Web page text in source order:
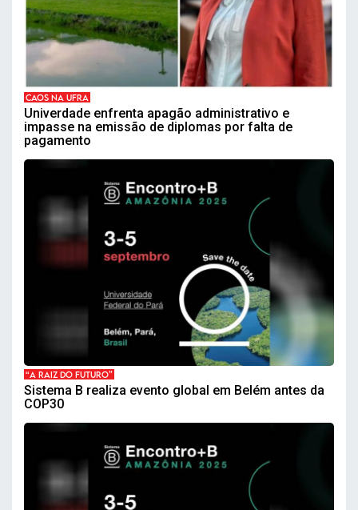
CAOS NA UFRA
Univerdade enfrenta apagão administrativo e
impasse na emissão de diplomas por falta de
pagamento
“A RAIZ DO FUTURO”
Sistema B realiza evento global em Belém antes da
COP30